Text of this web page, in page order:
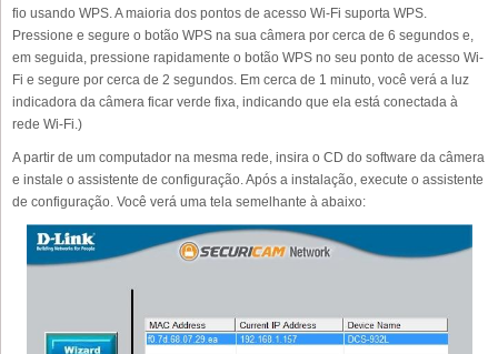
fio usando WPS. A maioria dos pontos de acesso Wi-Fi suporta WPS.
Pressione e segure o botão WPS na sua câmera por cerca de 6 segundos e,
em seguida, pressione rapidamente o botão WPS no seu ponto de acesso Wi-
Fi e segure por cerca de 2 segundos. Em cerca de 1 minuto, você verá a luz
indicadora da câmera ficar verde fixa, indicando que ela está conectada à
rede Wi-Fi.)
A partir de um computador na mesma rede, insira o CD do software da câmera
e instale o assistente de configuração. Após a instalação, execute o assistente
de configuração. Você verá uma tela semelhante à abaixo: